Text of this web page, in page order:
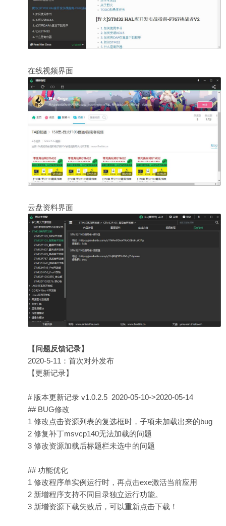
在线视频界面
云盘资料界面
【问题反馈记录】
2020-5-11：首次对外发布
【更新记录】
# 版本更新记录 v1.0.2.5 2020-05-10->2020-05-14
## BUG修改
1 修改点击资源列表的复选框时，子项未加载出来的bug
2 修复补丁msvcp140无法加载的问题
3 修改资源加载后标题栏未选中的问题
## 功能优化
1 修改程序单实例运行时，再点击exe激活当前应用
2 新增程序支持不同目录独立运行功能。
3 新增资源下载失败后，可以重新点击下载！